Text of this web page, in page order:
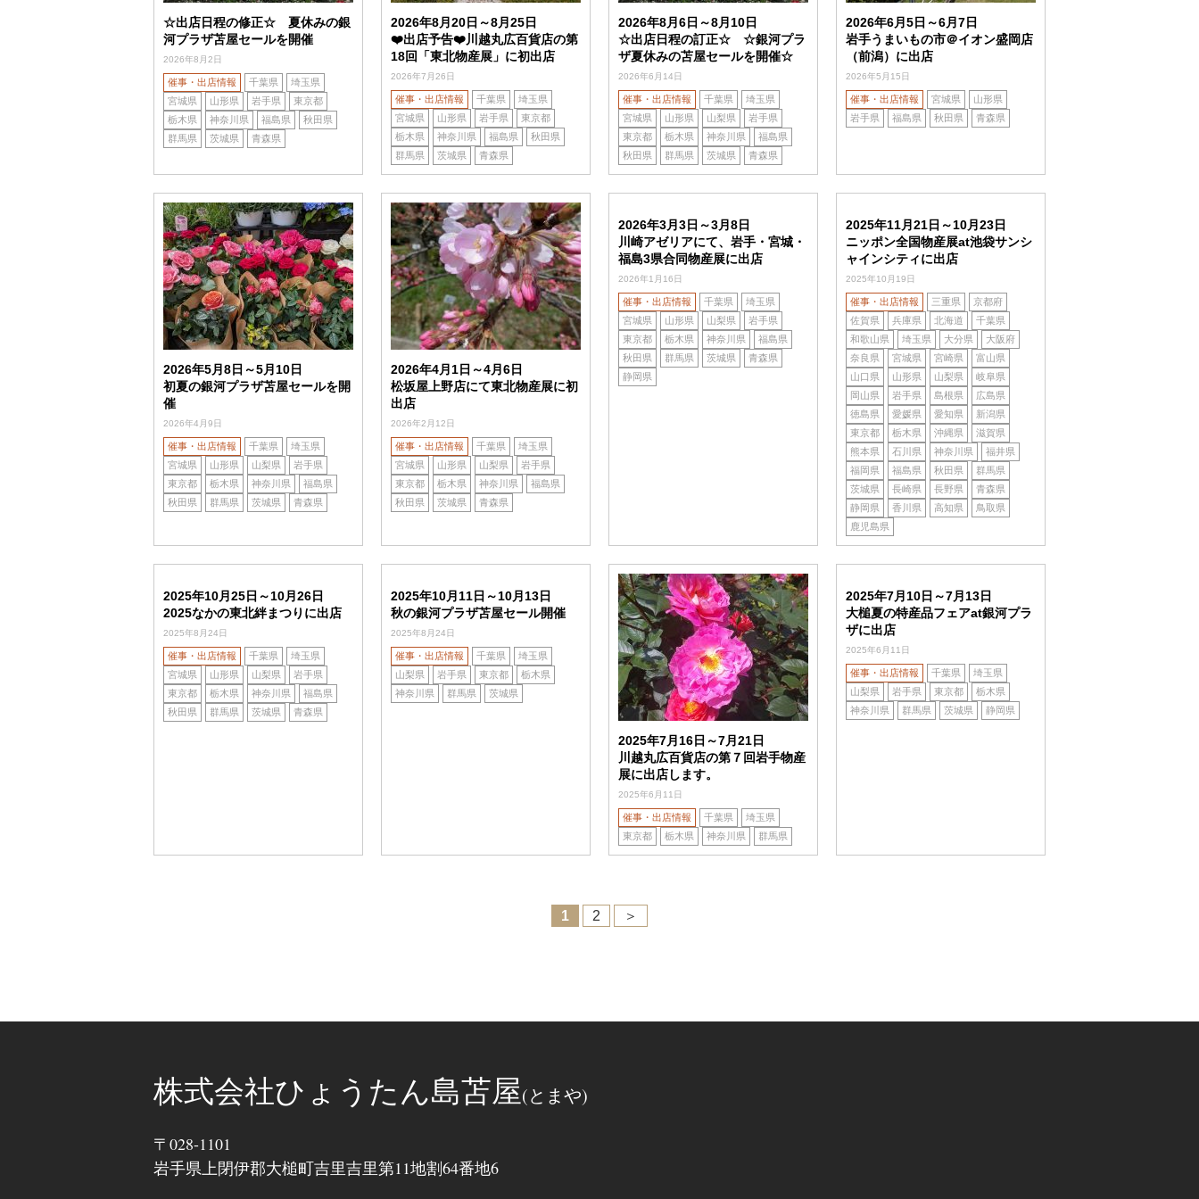
☆出店日程の修正☆ 夏休みの銀
河プラザ苫屋セールを開催
2026年8月2日
催事・出店情報 千葉県
埼玉県
宮城県
山形県 岩手県
東京都
栃木県
神奈川県 福島県
秋田県
群馬県
茨城県 青森県
2026年8月20日～8月25日
❤️出店予告❤️川越丸広百貨店の第
18回「東北物産展」に初出店
2026年7月26日
催事・出店情報 千葉県
埼玉県
宮城県
山形県 岩手県
東京都
栃木県
神奈川県 福島県
秋田県
群馬県
茨城県 青森県
2026年8月6日～8月10日
☆出店日程の訂正☆ ☆銀河プラ
ザ夏休みの苫屋セールを開催☆
2026年6月14日
催事・出店情報 千葉県
埼玉県
宮城県
山形県 山梨県
岩手県
東京都
栃木県 神奈川県
福島県
秋田県
群馬県 茨城県 青森県
2026年6月5日～6月7日
岩手うまいもの市＠イオン盛岡店
（前潟）に出店
2026年5月15日
催事・出店情報 宮城県
山形県
岩手県
福島県 秋田県 青森県
2026年5月8日～5月10日
初夏の銀河プラザ苫屋セールを開
催
2026年4月9日
催事・出店情報 千葉県
埼玉県
宮城県
山形県 山梨県
岩手県
東京都
栃木県 神奈川県
福島県
秋田県
群馬県 茨城県 青森県
2026年4月1日～4月6日
松坂屋上野店にて東北物産展に初
出店
2026年2月12日
催事・出店情報 千葉県
埼玉県
宮城県
山形県 山梨県
岩手県
東京都
栃木県 神奈川県
福島県
秋田県
茨城県 青森県
2026年3月3日～3月8日
川崎アゼリアにて、岩手・宮城・
福島3県合同物産展に出店
2026年1月16日
催事・出店情報 千葉県
埼玉県
宮城県
山形県 山梨県
岩手県
東京都
栃木県 神奈川県
福島県
秋田県
群馬県 茨城県
青森県
静岡県
2025年11月21日～10月23日
ニッポン全国物産展at池袋サンシ
ャインシティに出店
2025年10月19日
催事・出店情報 三重県
京都府
佐賀県
兵庫県 北海道
千葉県
和歌山県
埼玉県 大分県
大阪府
奈良県
宮城県 宮崎県
富山県
山口県
山形県 山梨県
岐阜県
岡山県
岩手県 島根県
広島県
徳島県
愛媛県 愛知県
新潟県
東京都
栃木県 沖縄県
滋賀県
熊本県
石川県 神奈川県
福井県
福岡県
福島県 秋田県
群馬県
茨城県
長崎県 長野県
青森県
静岡県
香川県 高知県
鳥取県
鹿児島県
2025年10月25日～10月26日
2025なかの東北絆まつりに出店
2025年8月24日
催事・出店情報 千葉県
埼玉県
宮城県
山形県 山梨県
岩手県
東京都
栃木県 神奈川県
福島県
秋田県
群馬県 茨城県 青森県
2025年10月11日～10月13日
秋の銀河プラザ苫屋セール開催
2025年8月24日
催事・出店情報 千葉県
埼玉県
山梨県
岩手県 東京都
栃木県
神奈川県
群馬県 茨城県
2025年7月16日～7月21日
川越丸広百貨店の第７回岩手物産
展に出店します。
2025年6月11日
催事・出店情報 千葉県
埼玉県
東京都
栃木県 神奈川県 群馬県
2025年7月10日～7月13日
大槌夏の特産品フェアat銀河プラ
ザに出店
2025年6月11日
催事・出店情報 千葉県
埼玉県
山梨県
岩手県 東京都
栃木県
神奈川県
群馬県 茨城県 静岡県
1 2 ＞
株式会社ひょうたん島苫屋(とまや)
〒028-1101
岩手県上閉伊郡大槌町吉里吉里第11地割64番地6